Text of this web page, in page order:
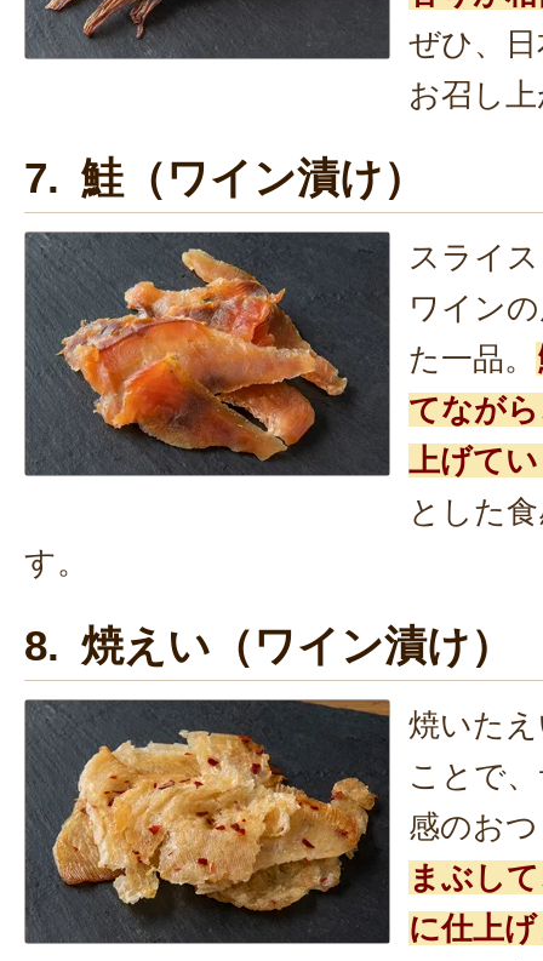
ぜひ、
お召し
7. 鮭（ワイン漬け）
スライ
ワイン
た一品。
てなが
上げて
とした
す。
8. 焼えい（ワイン漬け）
焼いた
ことで
感のお
まぶし
に仕上